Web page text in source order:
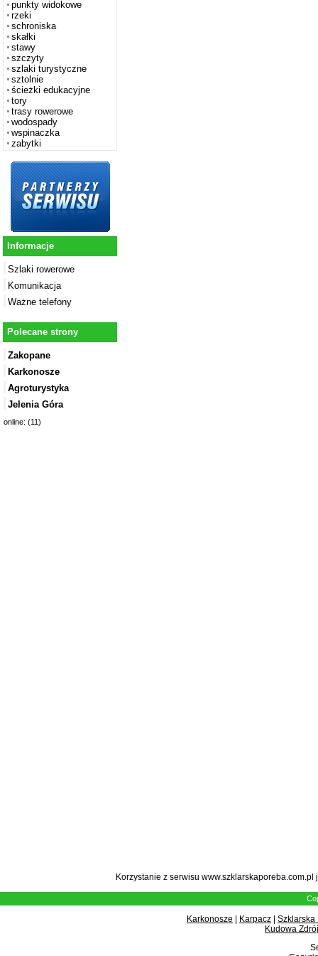
punkty widokowe
rzeki
schroniska
skałki
stawy
szczyty
szlaki turystyczne
sztolnie
ścieżki edukacyjne
tory
trasy rowerowe
wodospady
wspinaczka
zabytki
Informacje
Szlaki rowerowe
Komunikacja
Ważne telefony
Polecane strony
Zakopane
Karkonosze
Agroturystyka
Jelenia Góra
online: (11)
Korzystanie z serwisu
Karkonosze Karpacz
Szklarska
Kudowa